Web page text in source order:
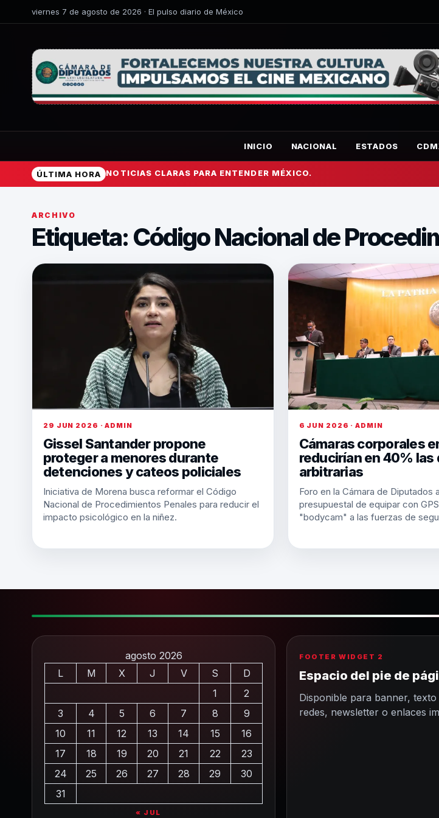
viernes 7 de agosto de 2026 · El pulso diario de México
INICIO NACIONAL ESTADOS
ÚLTIMA HORA NOTICIAS CLARAS PARA ENTENDER MÉXICO.
ARCHIVO
Etiqueta: Código Nacional de
29 JUN 2026 · ADMIN
Gissel Santander propone
proteger a menores durante
detenciones y cateos policiales
Iniciativa de Morena busca reformar el Código
Nacional de Procedimientos Penales para reducir el
impacto psicológico en la niñez.
6 JUN 2026 · ADMIN
Cámaras corporales
reducirían en 40%
arbitrarias
Foro en la Cámara de Diputados
presupuestal de equipar con
"bodycam" a las fuerzas de
agosto 2026
L
M X J V S
D
1
2
3
4 5 6 7 8
9
10
11 12 13 14 15
16
17
18 19 20 21 22
23
24
25 26 27 28 29
30
31
« JUL
FOOTER WIDGET 2
Espacio del pie de
Disponible para banner,
redes, newsletter o enlaces